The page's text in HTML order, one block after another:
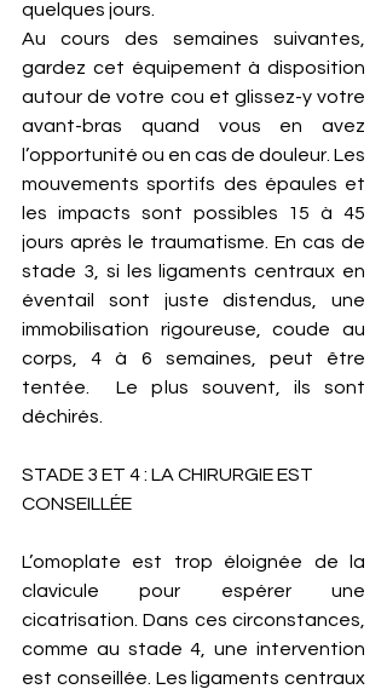
quelques jours.
Au cours des semaines suivantes,
gardez cet équipement à disposition
autour de votre cou et glissez-y votre
avant-bras quand vous en avez
l’opportunité ou en cas de douleur. Les
mouvements sportifs des épaules et
les impacts sont possibles 15 à 45
jours après le traumatisme. En cas de
stade 3, si les ligaments centraux en
éventail sont juste distendus, une
immobilisation rigoureuse, coude au
corps, 4 à 6 semaines, peut être
tentée.  Le plus souvent, ils sont
déchirés.
STADE 3 ET 4 : LA CHIRURGIE EST
CONSEILLÉE
L’omoplate est trop éloignée de la
clavicule pour espérer une
cicatrisation. Dans ces circonstances,
comme au stade 4, une intervention
est conseillée. Les ligaments centraux